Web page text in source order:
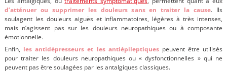
d’atténuer ou supprimer les douleurs sans en traiter la cause. Ils
soulagent les douleurs aiguës et inflammatoires, légères à très intenses,
mais n’agissent pas sur les douleurs neuropathiques ou à composante
émotionnelle.
Enfin, les antidépresseurs et les antiépileptiquespeuvent être utilisés
pour traiter les douleurs neuropathiques ou « dysfonctionnelles » qui ne
peuvent pas être soulagées par les antalgiques classiques.